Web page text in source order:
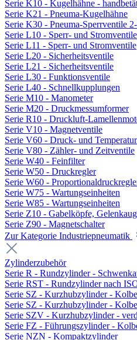
Serie K10 - Kugelhähne -
Serie K21 - Pneuma-Kugelhähne
Serie K30 - Pneuma-Sperrventile
Serie L10 - Sperr- und Stromventile
Serie L11 - Sperr- und Stromventile
Serie L20 - Sicherheitsventile
Serie L21 - Sicherheitsventile
Serie L30 - Funktionsventile
Serie L40 - Schnellkupplungen
Serie M10 - Manometer
Serie M20 - Druckmessumformer
Serie R10 - Druckluft-
Serie V10 - Magnetventile
Serie V60 - Druck- und
Serie V80 - Zähler- und Zeitventile
Serie W40 - Feinfilter
Serie W50 - Druckregler
Serie W60 -
Serie W75 - Wartungseinheiten
Serie W85 - Wartungseinheiten
Serie Z10 - Gabelköpfe,
Serie Z90 - Magnetschalter
Zur Kategorie Industriepneumatik
Zylinderzubehör
Serie R - Rundzylinder -
Serie RST - Rundzylinder nach
Serie SZ - Kurzhubzylinder -
Serie SZ - Kurzhubzylinder -
Serie SZV - Kurzhubzylinder -
Serie FZ - Führungszylinder -
Serie NZN - Kompaktzylinder